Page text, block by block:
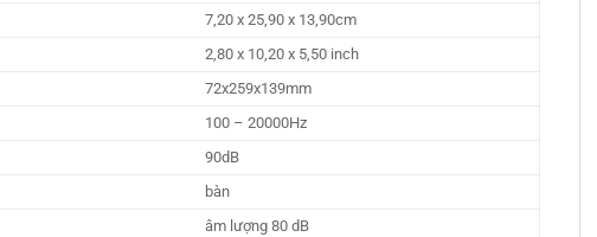
7,20 x 25,90 x 13,90cm
2,80 x 10,20 x 5,50 inch
72x259x139mm
100 – 20000Hz
90dB
bàn
âm lượng 80 dB